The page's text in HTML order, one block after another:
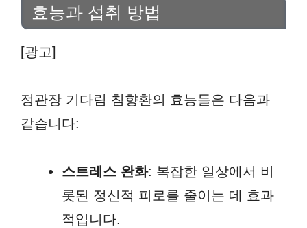
효능과 섭취 방법
[광고]
정관장 기다림 침향환의 효능들은 다음과
같습니다:
스트레스 완화: 복잡한 일상에서 비
롯된 정신적 피로를 줄이는 데 효과
적입니다.